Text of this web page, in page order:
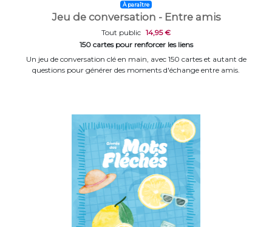
À paraître
Jeu de conversation - Entre amis
Tout public 14,95 €
150 cartes pour renforcer les liens
Un jeu de conversation clé en main, avec 150 cartes et autant de
questions pour générer des moments d'échange entre amis.